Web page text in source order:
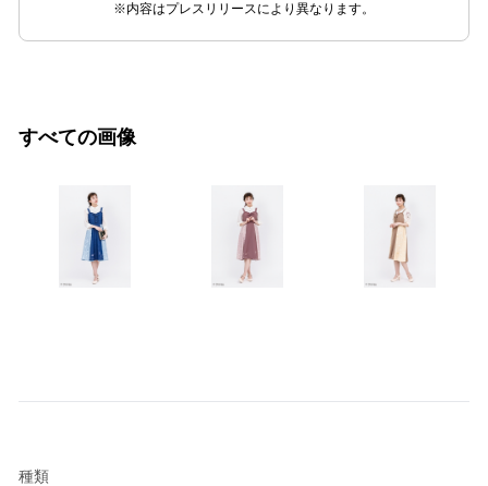
※内容はプレスリリースにより異なります。
すべての画像
種類